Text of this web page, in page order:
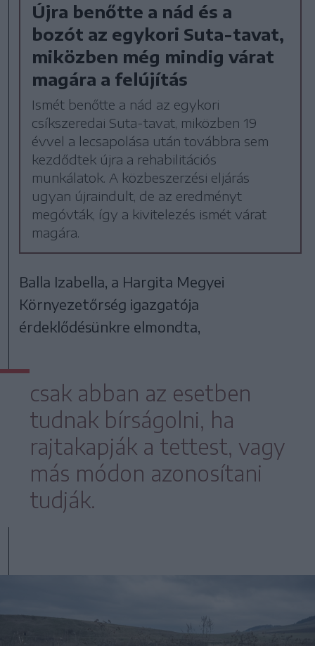
Újra benőtte a nád és a
bozót az egykori Suta-tavat,
miközben még mindig várat
magára a felújítás
Ismét benőtte a nád az egykori
csíkszeredai Suta-tavat, miközben 19
évvel a lecsapolása után továbbra sem
kezdődtek újra a rehabilitációs
munkálatok. A közbeszerzési eljárás
ugyan újraindult, de az eredményt
megóvták, így a kivitelezés ismét várat
magára.
Balla Izabella, a Hargita Megyei
Környezetőrség igazgatója
érdeklődésünkre elmondta,
csak abban az esetben
tudnak bírságolni, ha
rajtakapják a tettest, vagy
más módon azonosítani
tudják.